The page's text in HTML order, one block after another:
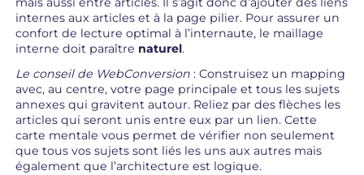
internes aux articles et à la page pilier. Pour assurer un
confort de lecture optimal à l’internaute, le maillage
interne doit paraître naturel.
Le conseil de WebConversion : Construisez un mapping
avec, au centre, votre page principale et tous les sujets
annexes qui gravitent autour. Reliez par des flèches les
articles qui seront unis entre eux par un lien. Cette
carte mentale vous permet de vérifier non seulement
que tous vos sujets sont liés les uns aux autres mais
également que l’architecture est logique.